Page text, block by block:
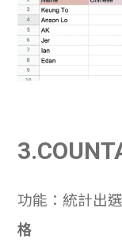
功能：統計出
格